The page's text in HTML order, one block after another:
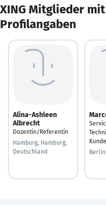
XING Mitglieder
Profilangaben
Alina-Ashleen
Albrecht
Dozentin/Referentin
Hamburg, Hamburg,
Deutschland
Berlin